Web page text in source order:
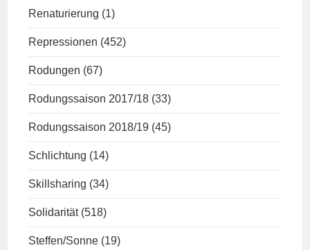
Renaturierung (1)
Repressionen (452)
Rodungen (67)
Rodungssaison 2017/18 (33)
Rodungssaison 2018/19 (45)
Schlichtung (14)
Skillsharing (34)
Solidarität (518)
Steffen/Sonne (19)